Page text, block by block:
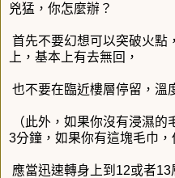
兇猛，你怎麼辦？
首先不要幻想可以突破火點
上，基本上有去無回，
也不要在臨近樓層停留，溫
（此外，如果你沒有浸濕
3分鐘，如果你有這塊毛巾，
應當迅速轉身上到12或者